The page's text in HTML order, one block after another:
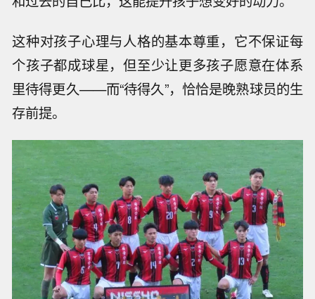
这种对孩子心理与人格的基本尊重，它不保证每
个孩子都成球星，但至少让更多孩子愿意在体系
里待得更久——而“待得久”，恰恰是晚熟球员的生
存前提。